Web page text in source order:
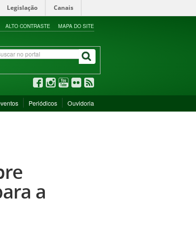
Legislação Canais
ALTO CONTRASTE MAPA DO SITE
Periódicos Ouvidoria
a